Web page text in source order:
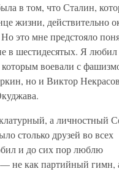
в том, что Сталин,
жизни, действительно
это мне предстояло
в шестидесятых. Я любил
воевали с
но и Виктор
а личностный
столько друзей во всех
и до сих пор люблю
не как партийный гимн,